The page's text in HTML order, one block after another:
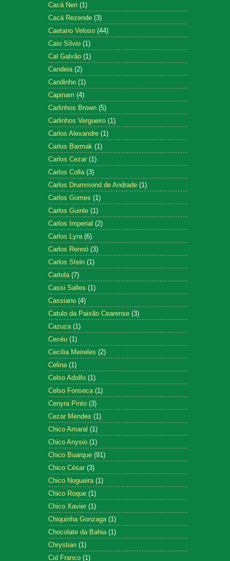
Cacá Neri (1)
Cacá Rezende (3)
Caetano Veloso (44)
Caio Sílvio (1)
Cal Galvão (1)
Candeia (2)
Candinho (1)
Capinam (4)
Carlinhos Brown (5)
Carlinhos Vergueiro (1)
Carlos Alexandre (1)
Carlos Barmak (1)
Carlos Cezar (1)
Carlos Colla (3)
Carlos Drummond de Andrade (1)
Carlos Gomes (1)
Carlos Guinle (1)
Carlos Imperial (2)
Carlos Lyra (6)
Carlos Rennó (3)
Carlos Stein (1)
Cartola (7)
Cassi Salles (1)
Cassiano (4)
Catulo da Paixão Cearense (3)
Cazuza (1)
Cecéu (1)
Cecília Meireles (2)
Celina (1)
Celso Adolfo (1)
Celso Fonseca (1)
Cenyra Pinto (3)
Cezar Mendes (1)
Chico Amaral (1)
Chico Anysio (1)
Chico Buarque (91)
Chico César (3)
Chico Nogueira (1)
Chico Roque (1)
Chico Xavier (1)
Chiquinha Gonzaga (1)
Chocolate da Bahia (1)
Chrystian (1)
Cid Franco (1)